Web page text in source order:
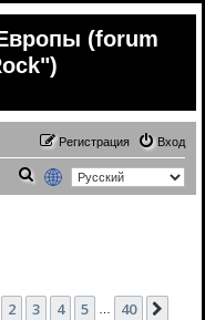
(forum
Вход
Регистрация
из 40
2 3 4 5 40